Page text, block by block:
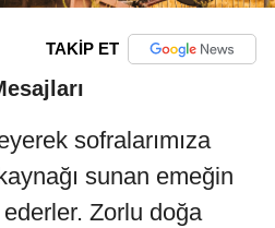
TAKİP ET
sofralarımıza
sunan emeğin
Zorlu doğa